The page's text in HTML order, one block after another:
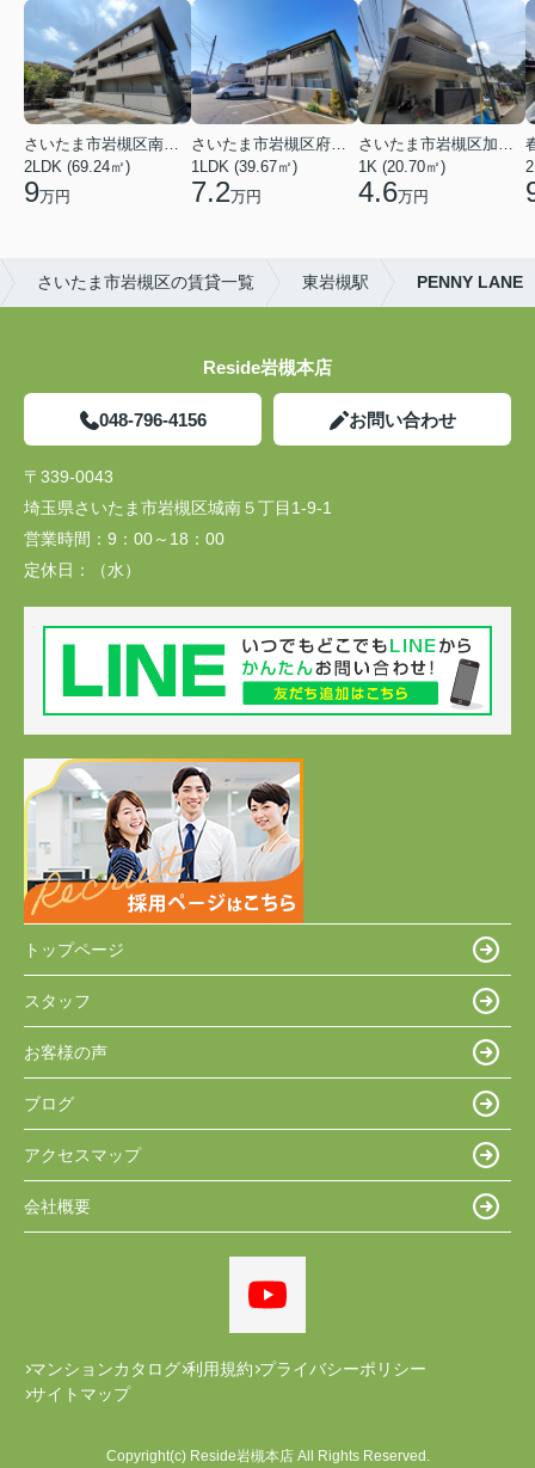
さいたま市岩槻区南平野４丁目
2LDK (69.24㎡)
9万円
さいたま市岩槻区府内１丁目
1LDK (39.67㎡)
7.2万円
さいたま市岩槻区加倉１丁目
1K (20.70㎡)
4.6万円
さいたま市岩槻区の賃貸一覧 東岩槻駅 PENNY LANE
Reside岩槻本店
048-796-4156 お問い合わせ
〒339-0043
埼玉県さいたま市岩槻区城南５丁目1-9-1
営業時間： 9：00～18：00
定休日：
（水）
トップページ
スタッフ
お客様の声
ブログ
アクセスマップ
会社概要
マンションカタログ 利用規約 プライバシーポリシー
サイトマップ
Copyright(c) Reside岩槻本店 All Rights Reserved.